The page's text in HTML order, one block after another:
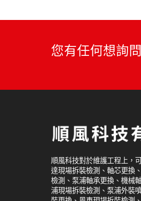
您有任何想詢
順風科技對於維護工程上，
達現場拆裝檢測、軸芯更換
檢測、泵浦軸承更換、機械
浦現場拆裝檢測、泵浦外裝